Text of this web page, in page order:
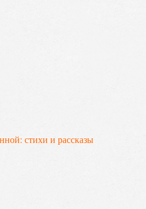
стихи и рассказы